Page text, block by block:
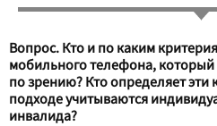
Вопрос. Кто и по каким
мобильного телефона,
по зрению? Кто определяет эти
подходе учитываются
инвалида?